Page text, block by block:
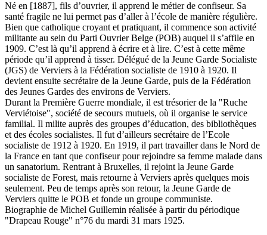
Né en [1887], fils d’ouvrier, il apprend le métier de confiseur. Sa
santé fragile ne lui permet pas d’aller à l’école de manière régulière.
Bien que catholique croyant et pratiquant, il commence son activité
militante au sein du Parti Ouvrier Belge (POB) auquel il s’affile en
1909. C’est là qu’il apprend à écrire et à lire. C’est à cette même
période qu’il apprend à tisser. Délégué de la Jeune Garde Socialiste
(JGS) de Verviers à la Fédération socialiste de 1910 à 1920. Il
devient ensuite secrétaire de la Jeune Garde, puis de la Fédération
des Jeunes Gardes des environs de Verviers.
Durant la Première Guerre mondiale, il est trésorier de la "Ruche
Verviétoise", société de secours mutuels, où il organise le service
familial. Il milite auprès des groupes d’éducation, des bibliothèques
et des écoles socialistes. Il fut d’ailleurs secrétaire de l’Ecole
socialiste de 1912 à 1920. En 1919, il part travailler dans le Nord de
la France en tant que confiseur pour rejoindre sa femme malade dans
un sanatorium. Rentrant à Bruxelles, il rejoint la Jeune Garde
socialiste de Forest, mais retourne à Verviers après quelques mois
seulement. Peu de temps après son retour, la Jeune Garde de
Verviers quitte le POB et fonde un groupe communiste.
Biographie de Michel Guillemin réalisée à partir du périodique
"Drapeau Rouge" n°76 du mardi 31 mars 1925.